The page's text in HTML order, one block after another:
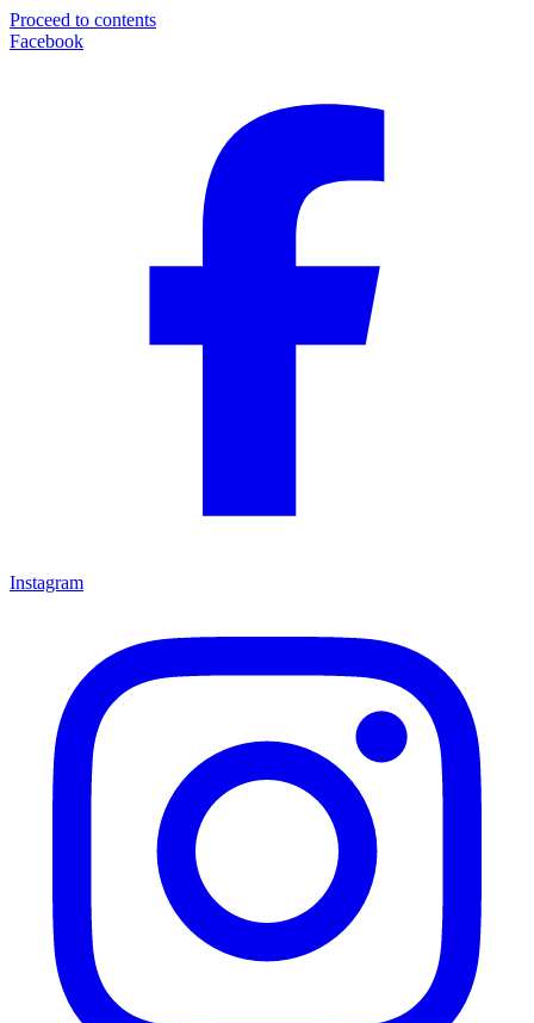
Proceed to contents
Facebook
Instagram